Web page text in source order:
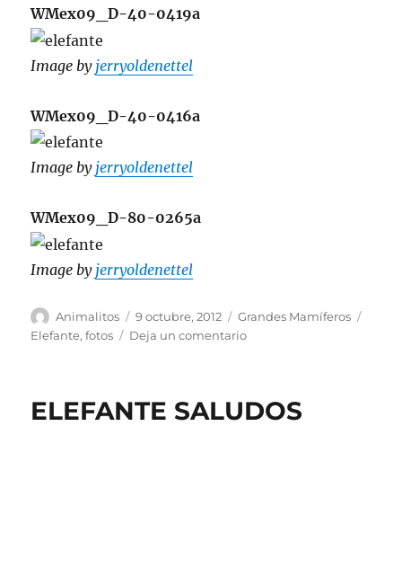
WMex09_D-40-0419a
Image by jerryoldenettel
WMex09_D-40-0416a
Image by jerryoldenettel
WMex09_D-80-0265a
Image by jerryoldenettel
Autor
Animalitos
Publicado
el
9 octubre, 2012 Categorías
Grandes Mamíferos
Elefante,fotos Deja un comentarioen
ELEFANTE SALUDOS